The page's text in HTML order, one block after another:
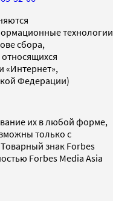
технологии
сбора,
«Интернет»,
Федерации)
их в любой форме,
только с
знак Forbes
Forbes Media Asia